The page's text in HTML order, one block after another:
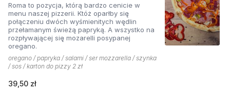
Roma to pozycja, którą bardzo cenicie w
menu naszej pizzerii. Któż oparłby się
połączeniu dwóch wyśmienitych wędlin
przełamanym świeżą papryką. A wszystko na
rozpływającej się mozarelli posypanej
oregano.
oregano / papryka / salami / ser mozzarella / szynka
/ sos / karton do pizzy 2 zł
39,50 zł